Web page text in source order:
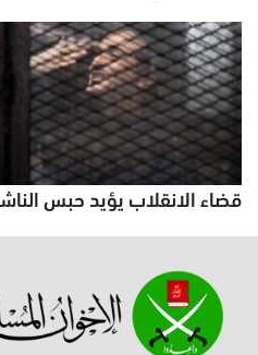
قضاء الانقلاب يؤيد حبس